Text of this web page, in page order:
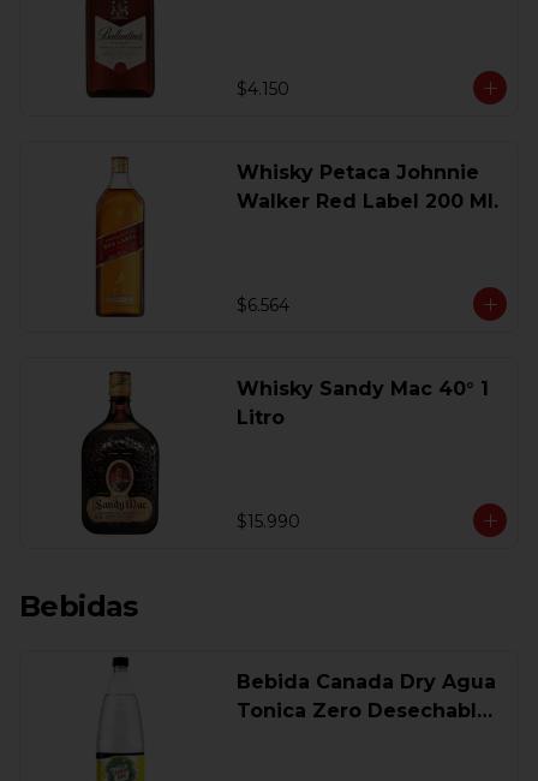
$4.150
Whisky Petaca Johnnie
Walker Red Label 200 Ml.
$6.564
Whisky Sandy Mac 40° 1
Litro
$15.990
Bebidas
Bebida Canada Dry Agua
Tonica Zero Desechable